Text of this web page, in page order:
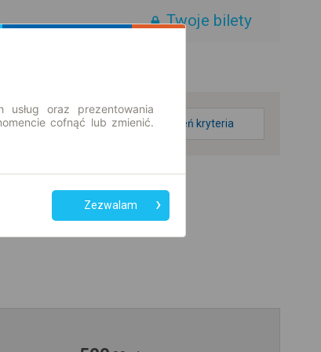
Twoje bilety
zmień kryteria
oraz prezentowania
cofnąć lub zmienić.
Zezwalam